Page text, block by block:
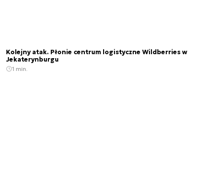
Kolejny atak. Płonie centrum logistyczne Wildberries w
Jekaterynburgu
1 min.